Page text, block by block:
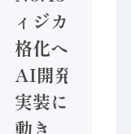
ィジカルAI本
格化へ 国産
AI開発や社会
実装に活発な
動き